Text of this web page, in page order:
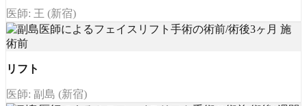
医師: 王 (新宿)
リフト
医師: 副島 (新宿)